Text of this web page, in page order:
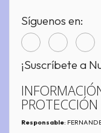
Síguenos en:
¡Suscríbete a
Responsable: